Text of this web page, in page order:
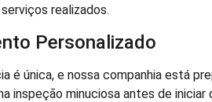
realizados.
Personalizado
é única, e nossa companhia está
inspeção minuciosa antes de iniciar